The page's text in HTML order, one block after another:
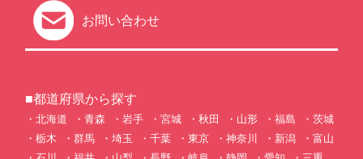
お問い合わせ
■都道府県から探す
北海道 青森 岩手 宮城 秋田 山形 福島
茨城
栃木
群馬 埼玉 千葉 東京 神奈川 新潟
富山